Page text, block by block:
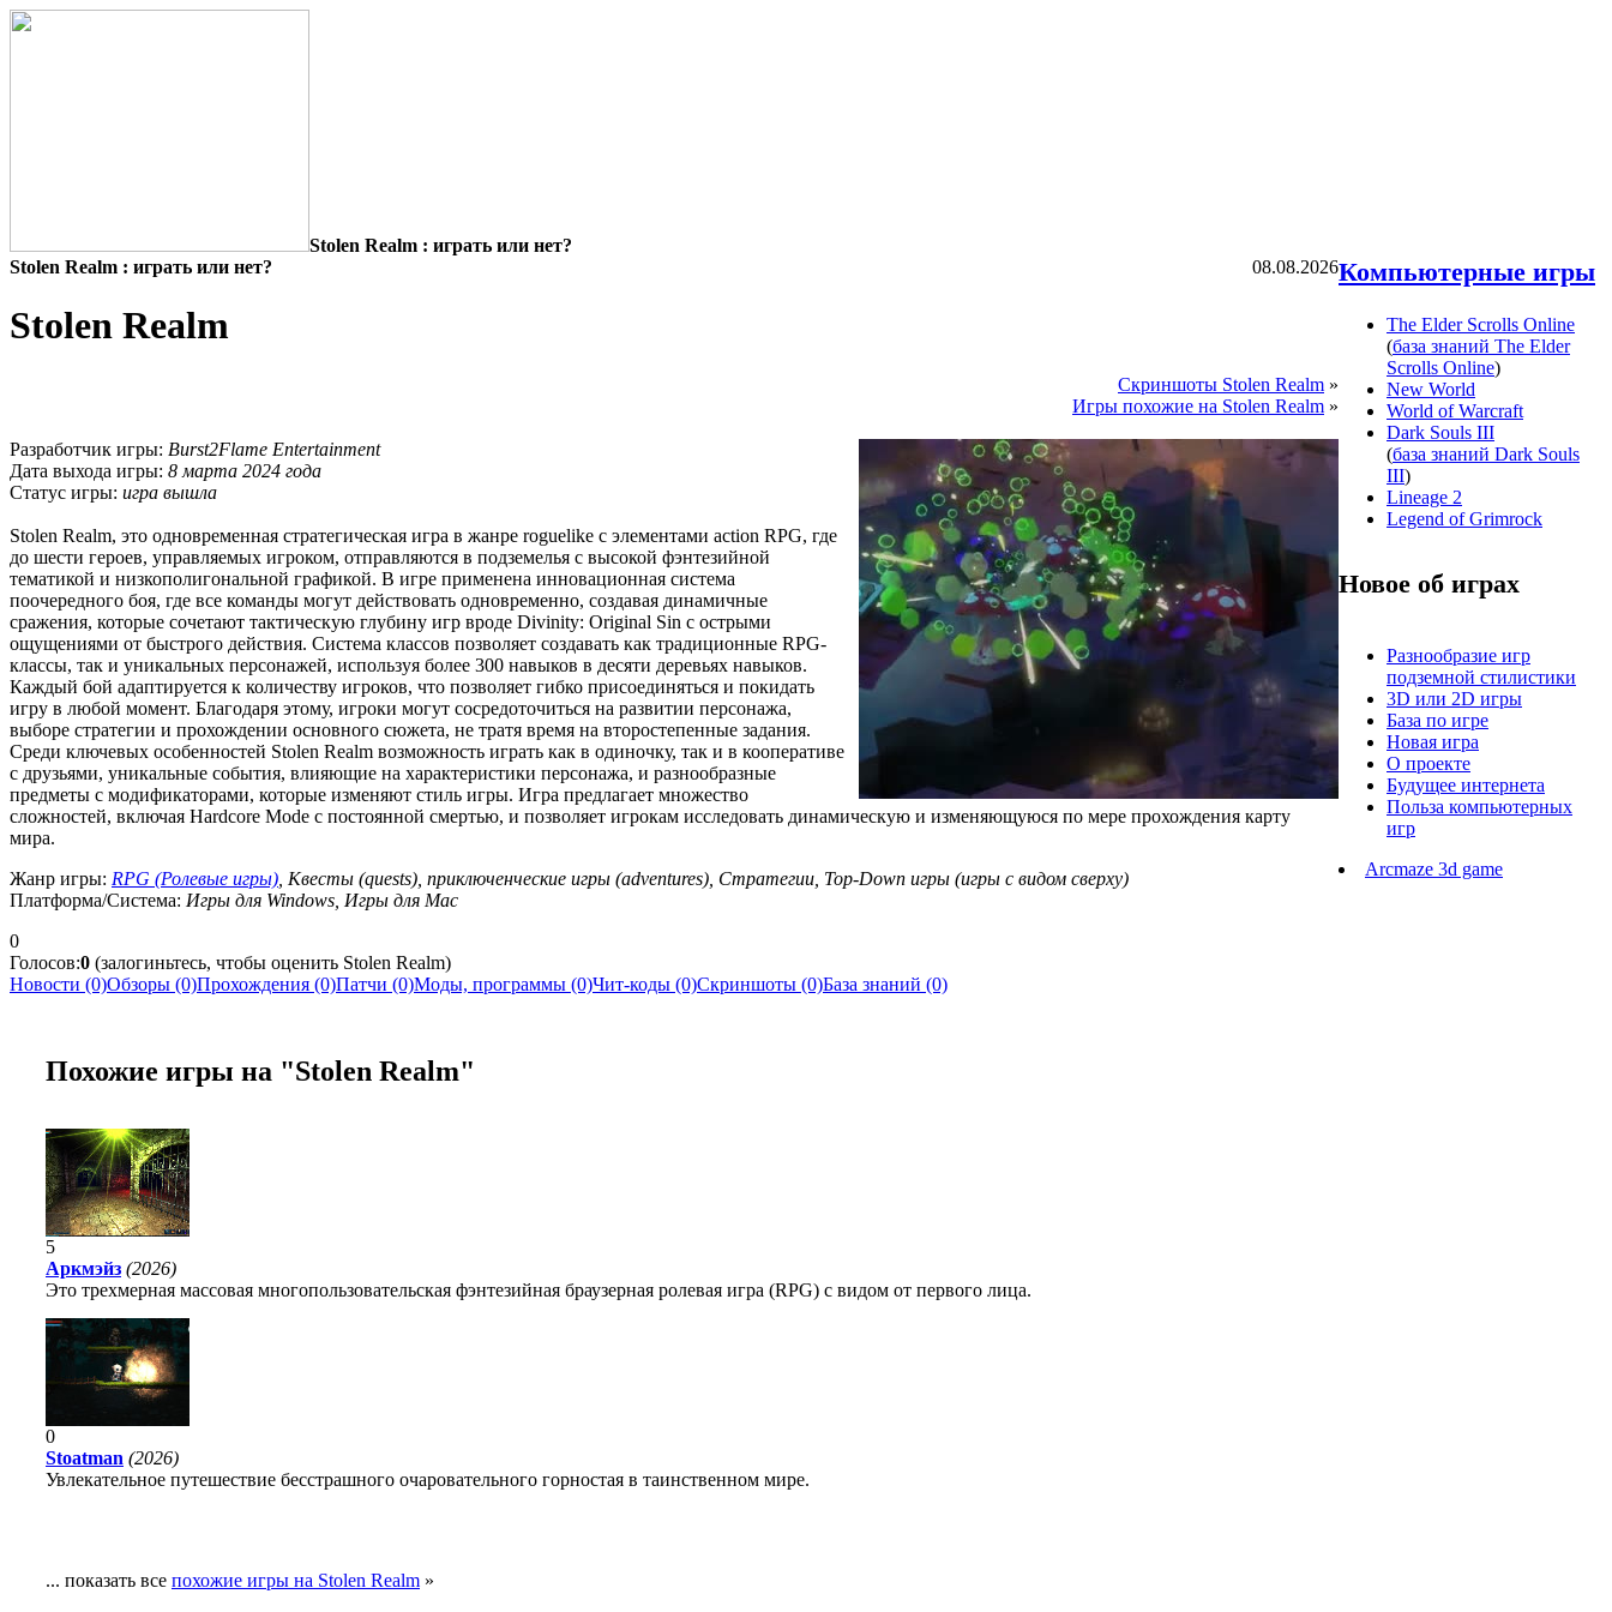
Stolen Realm : играть или нет?
08.08.2026
Stolen Realm : играть или нет?
Stolen Realm
Скриншоты Stolen Realm »
Игры похожие на Stolen Realm »
Разработчик игры: Burst2Flame Entertainment
Дата выхода игры: 8 марта 2024 года
Статус игры: игра вышла
Stolen Realm, это одновременная стратегическая игра в жанре roguelike с элементами action RPG, где
до шести героев, управляемых игроком, отправляются в подземелья с высокой фэнтезийной
тематикой и низкополигональной графикой. В игре применена инновационная система
поочередного боя, где все команды могут действовать одновременно, создавая динамичные
сражения, которые сочетают тактическую глубину игр вроде Divinity: Original Sin с острыми
ощущениями от быстрого действия. Система классов позволяет создавать как традиционные RPG-
классы, так и уникальных персонажей, используя более 300 навыков в десяти деревьях навыков.
Каждый бой адаптируется к количеству игроков, что позволяет гибко присоединяться и покидать
игру в любой момент. Благодаря этому, игроки могут сосредоточиться на развитии персонажа,
выборе стратегии и прохождении основного сюжета, не тратя время на второстепенные задания.
Среди ключевых особенностей Stolen Realm возможность играть как в одиночку, так и в кооперативе
с друзьями, уникальные события, влияющие на характеристики персонажа, и разнообразные
предметы с модификаторами, которые изменяют стиль игры. Игра предлагает множество
сложностей, включая Hardcore Mode с постоянной смертью, и позволяет игрокам исследовать динамическую и изменяющуюся по мере прохождения карту
мира.
Жанр игры: RPG (Ролевые игры) , Квесты (quests), приключенческие игры (adventures), Стратегии, Top-Down игры (игры с видом сверху)
Платформа/Система: Игры для Windows, Игры для Mac
0
Голосов:0 (залогиньтесь, чтобы оценить Stolen Realm)
Новости (0)Обзоры (0)Прохождения (0)Патчи (0)Моды, программы (0)Чит-коды (0)Скриншоты (0)База знаний (0)
Похожие игры на "Stolen Realm"
5
Аркмэйз (2026)
Это трехмерная массовая многопользовательская фэнтезийная браузерная ролевая игра (RPG) с видом от первого лица.
0
Stoatman (2026)
Увлекательное путешествие бесстрашного очаровательного горностая в таинственном мире.
... показать все похожие игры на Stolen Realm »
Компьютерные игры
The Elder Scrolls Online
(база знаний The Elder
Scrolls Online)
New World
World of Warcraft
Dark Souls III
(база знаний Dark Souls
III)
Lineage 2
Legend of Grimrock
Новое об играх
Разнообразие игр
подземной стилистики
3D или 2D игры
База по игре
Новая игра
О проекте
Будущее интернета
Польза компьютерных
игр
Arcmaze 3d game